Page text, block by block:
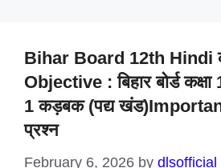
Bihar Board 12th Hindi
Objective : बिहार बोर्ड कक्षा
1 कड़बक (पद्य
प्रश्न
February 6, 2026 by dlsofficial